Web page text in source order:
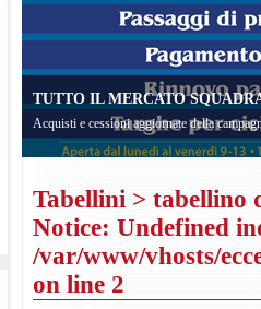
TUTTO IL MERCATO
Acquisti e cessioni aggiornate della
Tabellini > tabellino
Notice: Undefined
/var/www/vhosts/
on line 2